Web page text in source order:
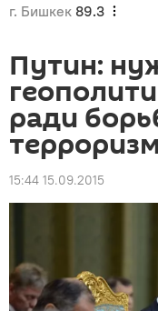
г. Бишкек 89.3
Путин:
ради
15:44 15.09.2015